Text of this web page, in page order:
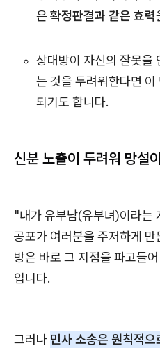
은 확정판결과 같은 효력
상대방이 자신의 잘못을
는 것을 두려워한다면
되기도 합니다.
신분 노출이 두려워 망설
"내가 유부남(유부녀)이라는
공포가 여러분을 주저하게
방은 바로 그 지점을 파고들
입니다.
그러나 민사 소송은 원칙적으